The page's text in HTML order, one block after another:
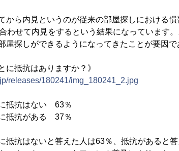
から内見というのが従来の部屋探しにおける
わせて内見をするという結果になっています
屋探しができるようになってきたことが要因で
に抵抗はありますか？》
releases/180241/img_180241_2.jpg
抵抗はない 63％
抵抗がある 37％
抵抗はないと答えた人は63％、抵抗があると